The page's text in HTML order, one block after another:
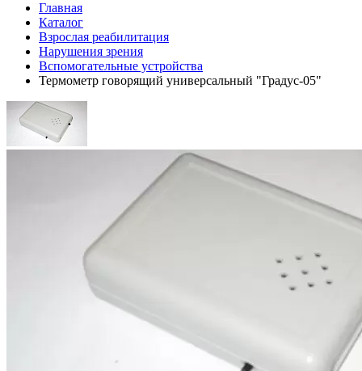
Главная
Каталог
Взрослая реабилитация
Нарушения зрения
Вспомогательные устройства
Термометр говорящий универсальный "Градус-05"